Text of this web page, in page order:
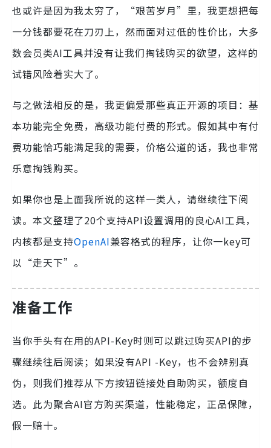
也或许是因为我太穷了，“艰苦岁月”里，我更想把每
一分钱都要花在刀刃上，然而面对过低的性价比，大多
数会员类AI工具并没有让我们掏钱购买的欲望，这样的
试错风险着实大了。
与之做法相反的是，我更偏爱那些真正开源的项目：基
本功能完全免费，高级功能付费的形式。假如其中有付
费功能恰巧能满足我的需要，价格公道的话，我也非常
乐意掏钱购买。
如果你也是上面我所说的这样一类人，请继续往下阅
读。本文整理了20个支持API设置调用的良心AI工具，
内核都是支持OpenAI兼容格式的程序，让你一key可
以“走天下”。
准备工作
当你手头有在用的API-Key时则可以跳过购买API的步
骤继续往后阅读；如果没有API -Key，也不会辨别真
伪，则我们推荐从下方按钮链接处自助购买，额度自
选。此为聚合AI官方购买渠道，性能稳定，正品保障，
假一赔十。